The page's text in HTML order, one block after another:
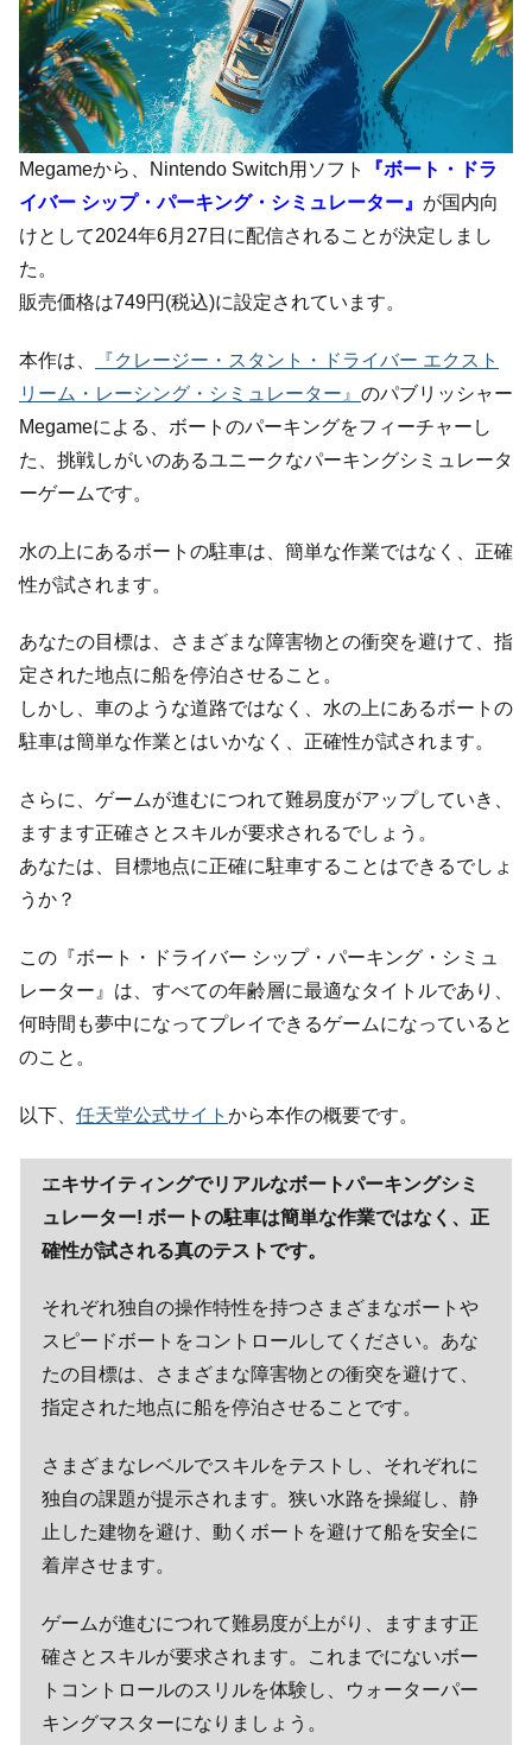
Megameから、Nintendo Switch用ソフト
『ボート・ドラ
イバー シップ・パーキング・シミュレーター』 が国内向
けとして2024年6月27日に配信されることが決定しまし
た。
販売価格は749円(税込)に設定されています。
本作は、
『クレージー・スタント・ドライバー エクスト
リーム・レーシング・シミュレーター』 のパブリッシャー
Megameによる、ボートのパーキングをフィーチャーし
た、挑戦しがいのあるユニークなパーキングシミュレータ
ーゲームです。
水の上にあるボートの駐車は、簡単な作業ではなく、正確
性が試されます。
あなたの目標は、さまざまな障害物との衝突を避けて、指
定された地点に船を停泊させること。
しかし、車のような道路ではなく、水の上にあるボートの
駐車は簡単な作業とはいかなく、正確性が試されます。
さらに、ゲームが進むにつれて難易度がアップしていき、
ますます正確さとスキルが要求されるでしょう。
あなたは、目標地点に正確に駐車することはできるでしょ
うか？
この『ボート・ドライバー シップ・パーキング・シミュ
レーター』は、すべての年齢層に最適なタイトルであり、
何時間も夢中になってプレイできるゲームになっていると
のこと。
以下、 任天堂公式サイト から本作の概要です。
エキサイティングでリアルなボートパーキングシミ
ュレーター! ボートの駐車は簡単な作業ではなく、正
確性が試される真のテストです。
それぞれ独自の操作特性を持つさまざまなボートや
スピードボートをコントロールしてください。あな
たの目標は、さまざまな障害物との衝突を避けて、
指定された地点に船を停泊させることです。
さまざまなレベルでスキルをテストし、それぞれに
独自の課題が提示されます。狭い水路を操縦し、静
止した建物を避け、動くボートを避けて船を安全に
着岸させます。
ゲームが進むにつれて難易度が上がり、ますます正
確さとスキルが要求されます。これまでにないボー
トコントロールのスリルを体験し、ウォーターパー
キングマスターになりましょう。